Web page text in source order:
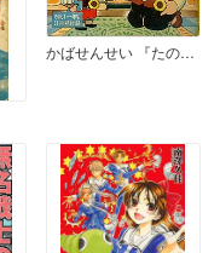
かばせんせい 『たのしい一年生』1958年3月号付録